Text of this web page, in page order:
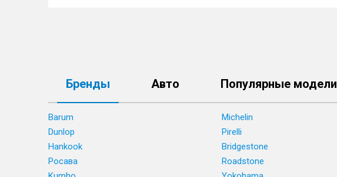
Бренды Авто Популярные модели
Barum Michelin
Dunlop
Pirelli
Hankook
Bridgestone
Росава
Roadstone